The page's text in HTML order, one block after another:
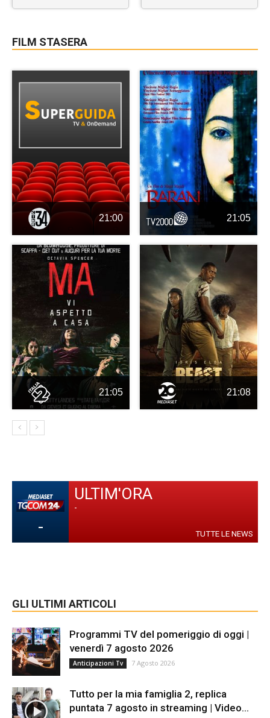
FILM STASERA
21:00 21:05
21:05 21:08
-
ULTIM'ORA
-
TUTTE LE NEWS
GLI ULTIMI ARTICOLI
Programmi TV del pomeriggio di oggi |
venerdì 7 agosto 2026
Anticipazioni Tv 7 Agosto 2026
Tutto per la mia famiglia 2, replica
puntata 7 agosto in streaming | Video...